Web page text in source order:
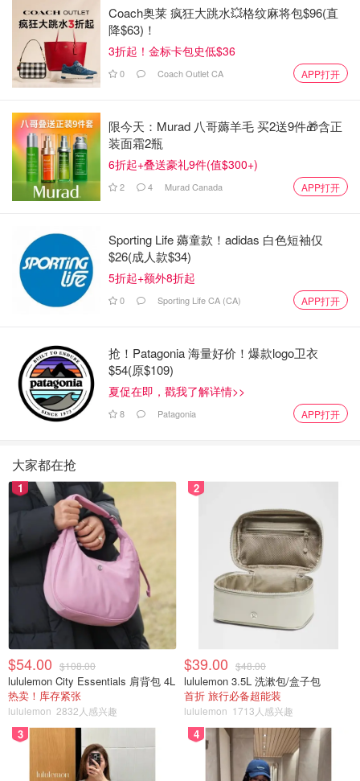
Coach奥莱 疯狂大跳水💥格纹麻将包$96(直
降$63)！
3折起！金标卡包史低$36
0 Coach Outlet CA APP打开
限今天：Murad 八哥薅羊毛 买2送9件🎁含正
装面霜2瓶
6折起+叠送豪礼9件(值$300+)
2 4 Murad Canada APP打开
Sporting Life 薅童款！adidas 白色短袖仅
$26(成人款$34)
5折起+额外8折起
0 Sporting Life CA (CA) APP打开
抢！Patagonia 海量好价！爆款logo卫衣
$54(原$109)
夏促在即，戳我了解详情>>
8 Patagonia APP打开
大家都在抢
1
$54.00 $108.00
lululemon City Essentials 肩背包 4L
热卖！库存紧张
lululemon 2832人感兴趣
2
$39.00 $48.00
lululemon 3.5L 洗漱包/盒子包
首折 旅行必备超能装
lululemon 1713人感兴趣
3 4